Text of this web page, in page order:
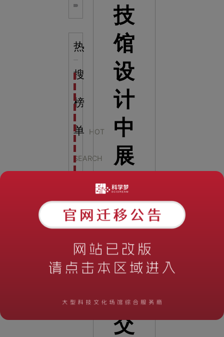
热
搜
榜
单 HOT
SEARCH
科学梦成功中标公主岭市科技馆新馆项目
科学梦中标中国科学技术馆2022年中国流动科技馆
科学梦中标洛阳市科学技术馆展品采购项目
科学梦中标方城县科技馆展厅升级项目
科学梦中标濮阳县科技馆公共安全体验馆项目
科学梦集团中标广西大学海洋科教馆项目
科学梦集团中标淮师附小科技长廊展项目
科学梦集团中标洪泽湖治理保护展示馆项目
技
馆
设
计
中
展
示
教
育
应
用
交